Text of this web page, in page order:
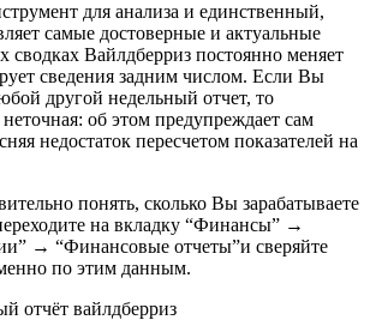
для анализа и единственный,
самые достоверные и актуальные
Вайлдберриз постоянно меняет
сведения задним числом. Если Вы
другой недельный отчет, то
об этом предупреждает сам
недостаток пересчетом показателей на
понять, сколько Вы зарабатываете
на вкладку “Финансы” →
→ “Финансовые отчеты”и сверяйте
по этим данным.